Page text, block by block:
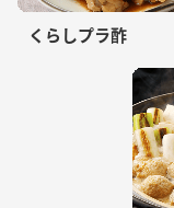
くらしプラ酢